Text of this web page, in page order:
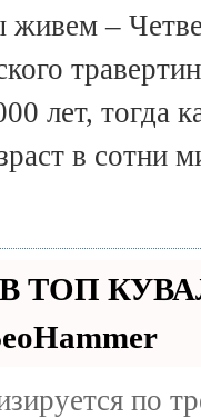
живем –
лет, тогда
в сотни
В ТОП
по